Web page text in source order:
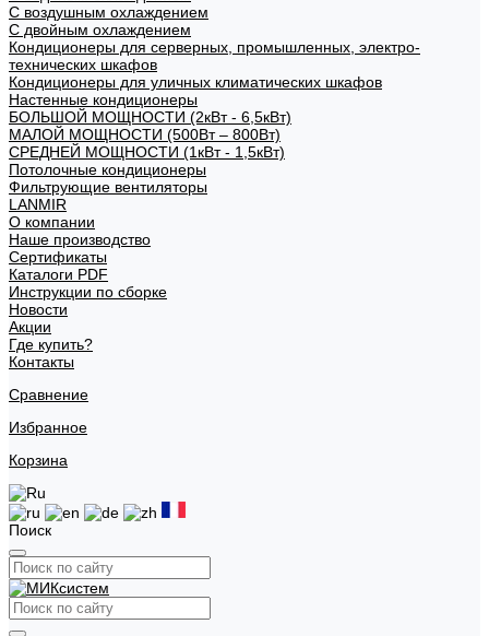
С воздушным охлаждением
С двойным охлаждением
Кондиционеры для серверных, промышленных, электро-
технических шкафов
Кондиционеры для уличных климатических шкафов
Настенные кондиционеры
БОЛЬШОЙ МОЩНОСТИ (2кВт - 6,5кВт)
МАЛОЙ МОЩНОСТИ (500Вт – 800Вт)
СРЕДНЕЙ МОЩНОСТИ (1кВт - 1,5кВт)
Потолочные кондиционеры
Фильтрующие вентиляторы
LANMIR
О компании
Наше производство
Сертификаты
Каталоги PDF
Инструкции по сборке
Новости
Акции
Где купить?
Контакты
Сравнение
Избранное
Корзина
Поиск